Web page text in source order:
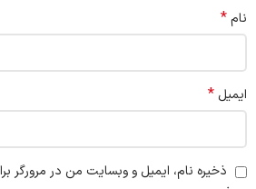
نام*
ایمیل*
ذخیره نام، ایمیل و وبسایت من در مرورگر